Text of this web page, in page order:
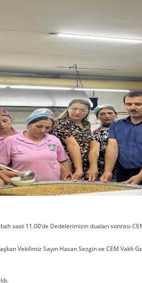
saat 11.00’de Dedelerimizin duaları sonrası
Vekilimiz Sayın Hasan Sezgin ve CEM Vakfı